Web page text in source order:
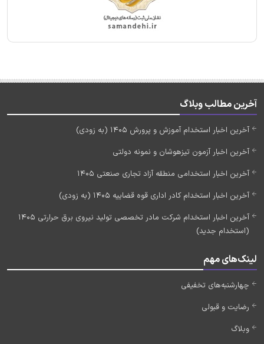
آخرین مطالب وبلاگ
آخرین اخبار استخدام آموزش و پرورش 1405 (به زودی)
آخرین اخبار آزمون تیزهوشان و نمونه دولتی
آخرین اخبار استخدامی منطقه آزاد تجاری صنعتی 1405
آخرین اخبار استخدام کادر اداری قوه قضاییه 1405 (به زودی)
آخرین اخبار استخدام شرکت مادر تخصصی تولید نیروی برق حرارتی 1405
(استخدام جدید)
لینک‌های مهم
چهارشنبه‌های تخفیفی
رضایت و قبولی
وبلاگ